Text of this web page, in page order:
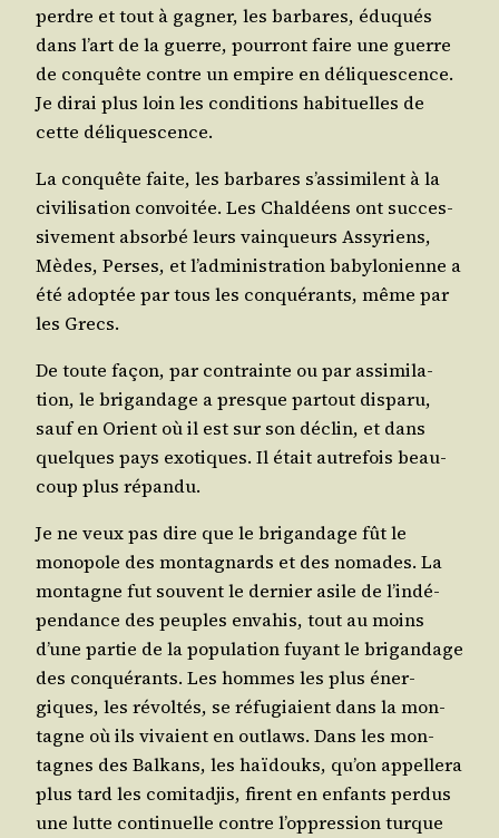
perdre et tout à gagner, les bar­bares, édu­qués
dans l’art de la guerre, pour­ront faire une guerre
de conquête contre un empire en déli­ques­cence.
Je dirai plus loin les condi­tions habi­tuelles de
cette déliquescence.
La conquête faite, les bar­bares s’as­si­milent à la
civi­li­sa­tion convoi­tée. Les Chal­déens ont suc­ces­
si­ve­ment absor­bé leurs vain­queurs Assy­riens,
Mèdes, Perses, et l’ad­mi­nis­tra­tion baby­lo­nienne a
été adop­tée par tous les conqué­rants, même par
les Grecs.
De toute façon, par contrainte ou par assi­mi­la­
tion, le bri­gan­dage a presque par­tout dis­pa­ru,
sauf en Orient où il est sur son déclin, et dans
quelques pays exo­tiques. Il était autre­fois beau­
coup plus répandu.
Je ne veux pas dire que le bri­gan­dage fût le
mono­pole des mon­ta­gnards et des nomades. La
mon­tagne fut sou­vent le der­nier asile de l’in­dé­
pen­dance des peuples enva­his, tout au moins
d’une par­tie de la popu­la­tion fuyant le bri­gan­dage
des conqué­rants. Les hommes les plus éner­
giques, les révol­tés, se réfu­giaient dans la mon­
tagne où ils vivaient en out­laws. Dans les mon­
tagnes des Bal­kans, les haï­douks, qu’on appel­le­ra
plus tard les comi­tad­jis, firent en enfants per­dus
une lutte conti­nuelle contre l’op­pres­sion turque